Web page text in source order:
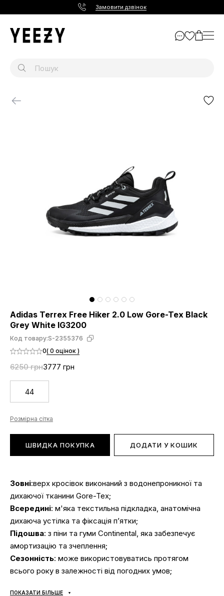
Замовити дзвінок
Adidas Terrex Free Hiker 2.0 Low Gore-Tex Black
Grey White IG3200
Код товару:S-2355376
0( 0 оцінок )
6250 грн3777 грн
44
Розмірна сітка
ШВИДКА ПОКУПКА ДОДАТИ У КОШИК
Зовні:верх кросівок виконаний з водонепроникної та
дихаючої тканини Gore-Tex;
Всередині: м'яка текстильна підкладка, анатомічна
дихаюча устілка та фіксація пʼятки;
Підошва: з піни та гуми Continental, яка забезпечує
амортизацію та зчеплення;
Сезонність: може використовуватись протягом
всього року в залежності від погодних умов;
ПОКАЗАТИ БІЛЬШЕ